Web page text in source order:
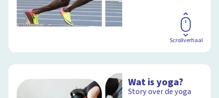
Scrollverhaal
Wat is yoga?
Story over de yoga